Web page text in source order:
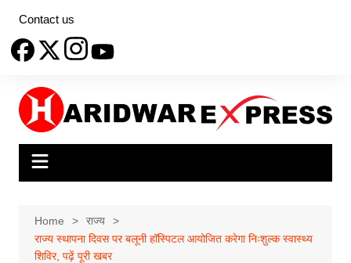
content
Contact us
Home
राज्य
राज्य स्थापना दिवस पर बलूनी हॉस्पिटल आयोजित करेगा निःशुल्क स्वास्थ्य
शिविर, पढ़ें पूरी खबर